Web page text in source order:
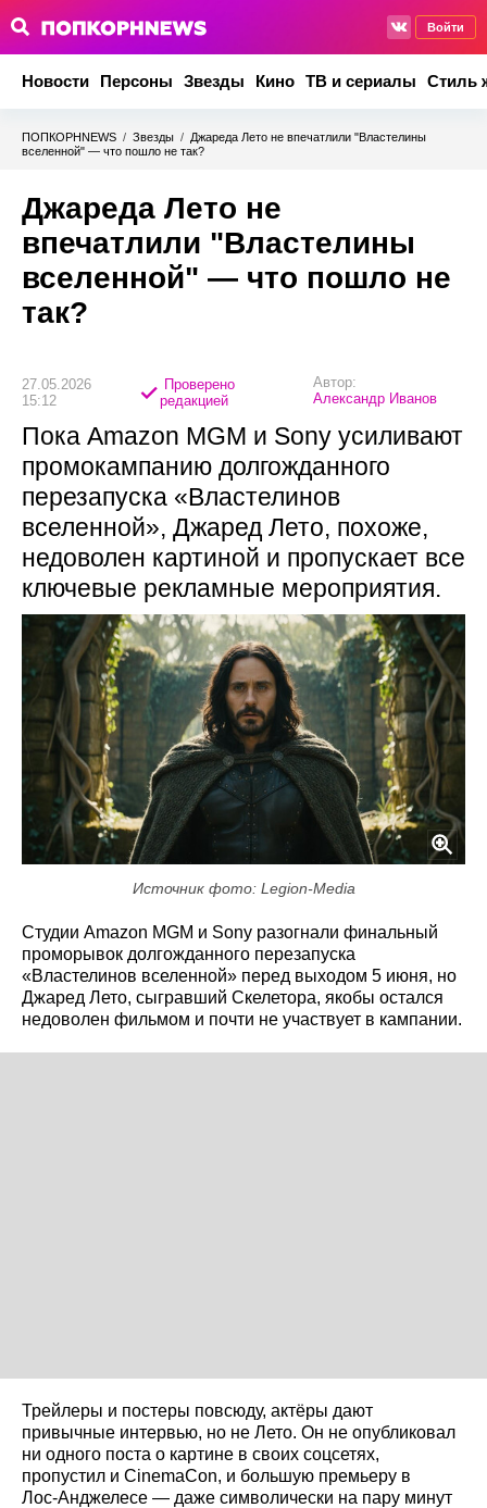
Войти
Новости Персоны Звезды Кино ТВ и сериалы Стиль
ПОПКОРНNEWS / Звезды / Джареда Лето не впечатлили "Властелины
вселенной" — что пошло не так?
Джареда Лето не
впечатлили "Властелины
вселенной" — что пошло не
так?
27.05.2026
15:12
Проверено
редакцией
Автор:
Александр Иванов
Пока Amazon MGM и Sony усиливают
промокампанию долгожданного
перезапуска «Властелинов
вселенной», Джаред Лето, похоже,
недоволен картиной и пропускает все
ключевые рекламные мероприятия.
Источник фото: Legion-Media
Студии Amazon MGM и Sony разогнали финальный
проморывок долгожданного перезапуска
«Властелинов вселенной» перед выходом 5 июня, но
Джаред Лето, сыгравший Скелетора, якобы остался
недоволен фильмом и почти не участвует в кампании.
Трейлеры и постеры повсюду, актёры дают
привычные интервью, но не Лето. Он не опубликовал
ни одного поста о картине в своих соцсетях,
пропустил и CinemaCon, и большую премьеру в
Лос‑Анджелесе — даже символически на пару минут